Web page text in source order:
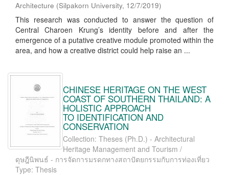
Architecture (Silpakorn University, 12/7/2019)
This research was conducted to answer the question of
Central Charoen Krung’s identity before and after the
emergence of a putative creative module promoted within the
area, and how a creative district could help raise an ...
CHINESE HERITAGE ON THE WEST
COAST OF SOUTHERN THAILAND: A
HOLISTIC APPROACH
TO IDENTIFICATION AND
CONSERVATION
Collection: Theses (Ph.D.) - Architectural
Heritage Management and Tourism /
ดุษฎีนิพนธ์ - การจัดการมรดกทางสถาปัตยกรรมกับการท่องเที่ยว
Type: Thesis